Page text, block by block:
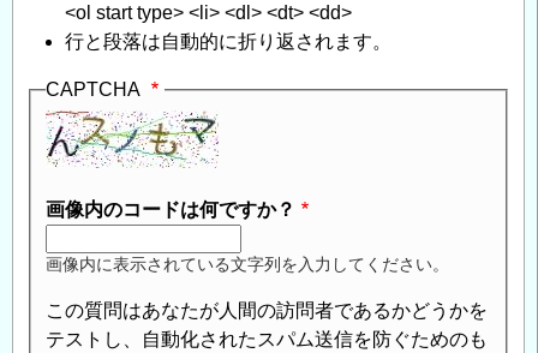
<ol start type> <li> <dl> <dt> <dd>
行と段落は自動的に折り返されます。
CAPTCHA
画像内のコードは何ですか？
画像内に表示されている文字列を入力してください。
この質問はあなたが人間の訪問者であるかどうかを
テストし、自動化されたスパム送信を防ぐためのも